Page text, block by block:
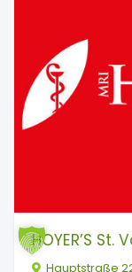
HOYER’S
Hauptstraße